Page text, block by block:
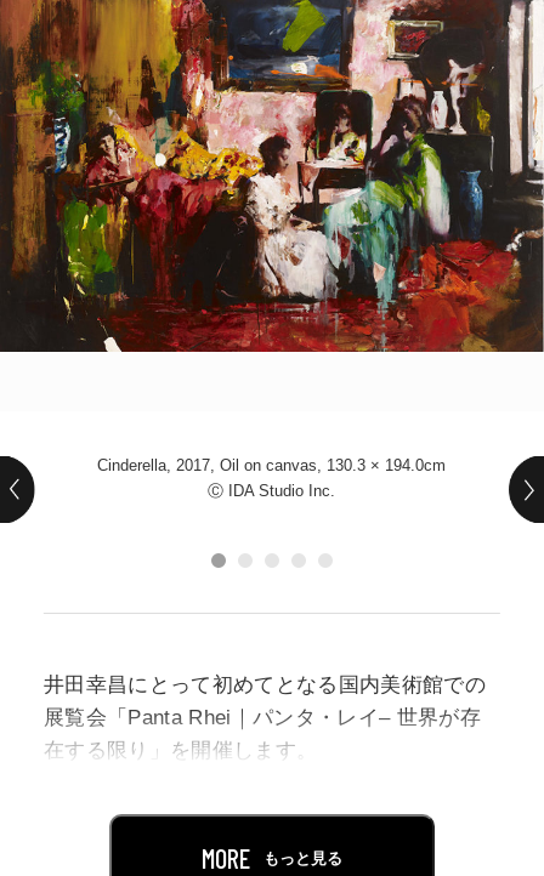
POLICY COMPANY
Cinderella, 2017, Oil on canvas, 130.3 × 194.0cm
Ⓒ IDA Studio Inc.
井田幸昌にとって初めてとなる国内美術館での
展覧会「Panta Rhei｜パンタ・レイ– 世界が存
在する限り」を開催します。
本展は、井田の故郷である米子市美術館（2023
年7月22日～8月27日）と、京都市京セラ美術館
MORE もっと見る